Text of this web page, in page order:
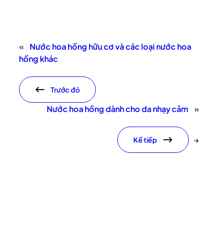
«
Nước hoa hồng hữu cơ và các loại nước hoa
hồng khác
Trước đó
Nước hoa hồng dành cho da nhạy cảm »
Kế tiếp →